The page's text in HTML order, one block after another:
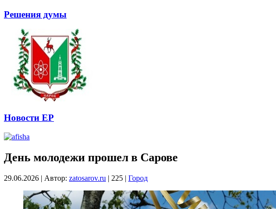
Решения думы
Новости ЕР
День молодежи прошел в Сарове
29.06.2026 | Автор: zatosarov.ru | 225 | Город